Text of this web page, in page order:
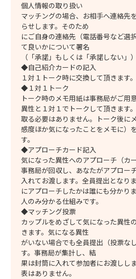
個人情報の取り扱い
マッチングの場合、お相手へ連絡先
らせします。そのため
にご自身の連絡先（電話番号など選
て良いかについて署名
（「承諾」もしくは「承諾しない」
◆自己紹介カードの記入
１対１トーク時に交換して頂きます。
◆１対１トーク
トーク時のメモ用紙は事務局がご用
異性と１対１でトークして頂きます
取る必要はありません。トーク後に
感度ほか気になったことをメモに）
す。
◆アプローチカード記入
気になった異性へのアプローチ（カ
事務局が回収し、あなたがアプロー
入れてお渡します。全員提出となり
にアプローチしたかは誰にも分かり
人のみ分かる仕組みです。
◆マッチング投票
カップルをめざして気になった異性
きます。気になる異性
がいない場合でも全員提出（投票な
す。事務局が集計し、結
果は封筒に入れて参加者にお渡しし
表はありません。